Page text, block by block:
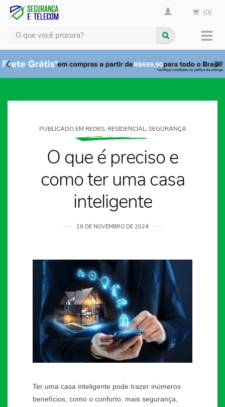
(0)
Busca
PUBLICADO EM REDES, RESIDENCIAL, SEGURANÇA
O que é preciso e
como ter uma casa
inteligente
19 DE NOVEMBRO DE 2024
Ter uma casa inteligente pode trazer inúmeros
benefícios, como o conforto, mais segurança,